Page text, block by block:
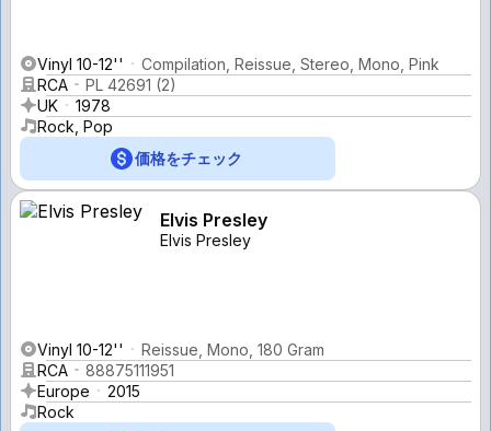
Vinyl 10-12''
Compilation, Reissue, Stereo, Mono, Pink
RCA
PL 42691 (2)
UK
1978
Rock, Pop
価格をチェック
Elvis Presley
Elvis Presley
Vinyl 10-12''
Reissue, Mono, 180 Gram
RCA
88875111951
Europe
2015
Rock